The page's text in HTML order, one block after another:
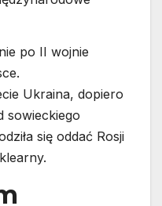
po II wojnie
Ukraina, dopiero
sowieckiego
się oddać Rosji